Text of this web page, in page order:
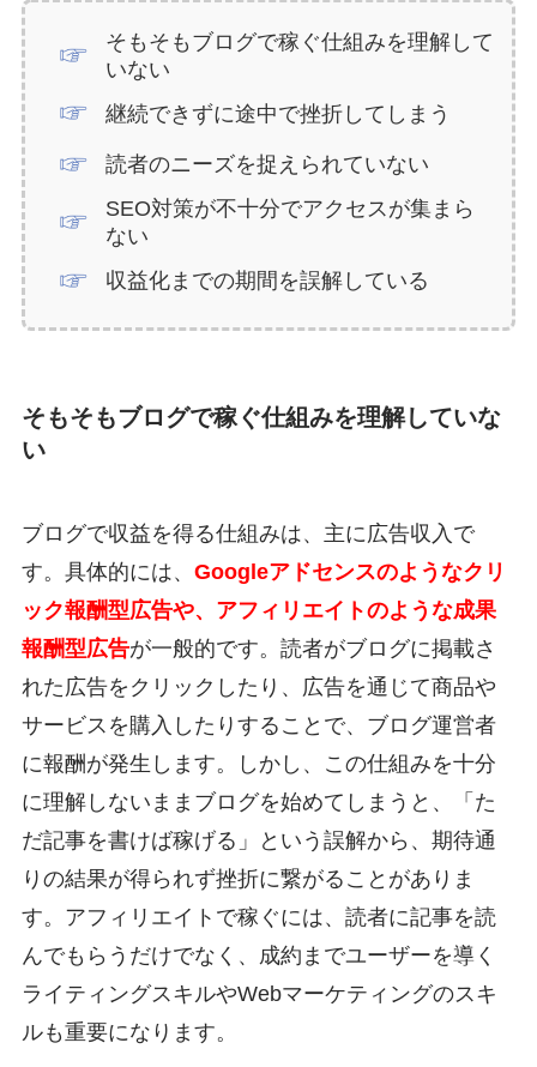
そもそもブログで稼ぐ仕組みを理解して
いない
継続できずに途中で挫折してしまう
読者のニーズを捉えられていない
SEO対策が不十分でアクセスが集まら
ない
収益化までの期間を誤解している
そもそもブログで稼ぐ仕組みを理解していな
い
ブログで収益を得る仕組みは、主に広告収入で
す。具体的には、 Googleアドセンスのようなクリ
ック報酬型広告や、アフィリエイトのような成果
報酬型広告が一般的です。読者がブログに掲載さ
れた広告をクリックしたり、広告を通じて商品や
サービスを購入したりすることで、ブログ運営者
に報酬が発生します。しかし、この仕組みを十分
に理解しないままブログを始めてしまうと、「た
だ記事を書けば稼げる」という誤解から、期待通
りの結果が得られず挫折に繋がることがありま
す。アフィリエイトで稼ぐには、読者に記事を読
んでもらうだけでなく、成約までユーザーを導く
ライティングスキルやWebマーケティングのスキ
ルも重要になります。